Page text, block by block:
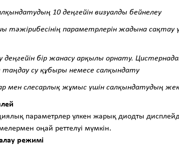
10 деңгейін визуалды бейнелеу
тәжірибесінің параметрлерін жадына сақтау
деңгейін бір жанасу арқылы орнату.
таңдаусу құбыры немесе салқындату
мен слесарлық жұмыс үшін салқындатудың
параметрлер үлкен жарық диодты
оңай реттелуі мүмкін.
режимі